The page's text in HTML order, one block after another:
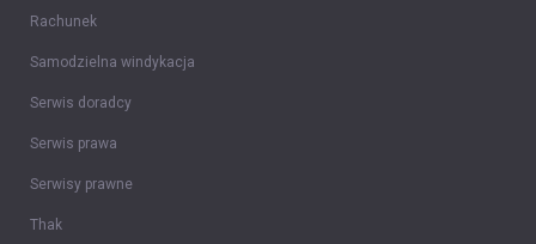
Rachunek
Samodzielna windykacja
Serwis doradcy
Serwis prawa
Serwisy prawne
Thak